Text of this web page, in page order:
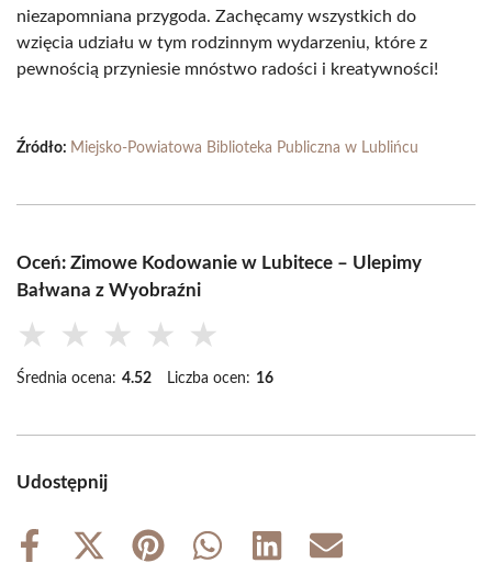
niezapomniana przygoda. Zachęcamy wszystkich do
wzięcia udziału w tym rodzinnym wydarzeniu, które z
pewnością przyniesie mnóstwo radości i kreatywności!
Źródło: Miejsko-Powiatowa Biblioteka Publiczna w Lublińcu
Oceń: Zimowe Kodowanie w Lubitece – Ulepimy
Bałwana z Wyobraźni
★ ★ ★ ★ ★
Średnia ocena: 4.52 Liczba ocen: 16
Udostępnij
Share
Share
Share
Share
Share
Share